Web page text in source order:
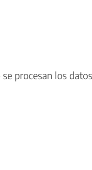
procesan los